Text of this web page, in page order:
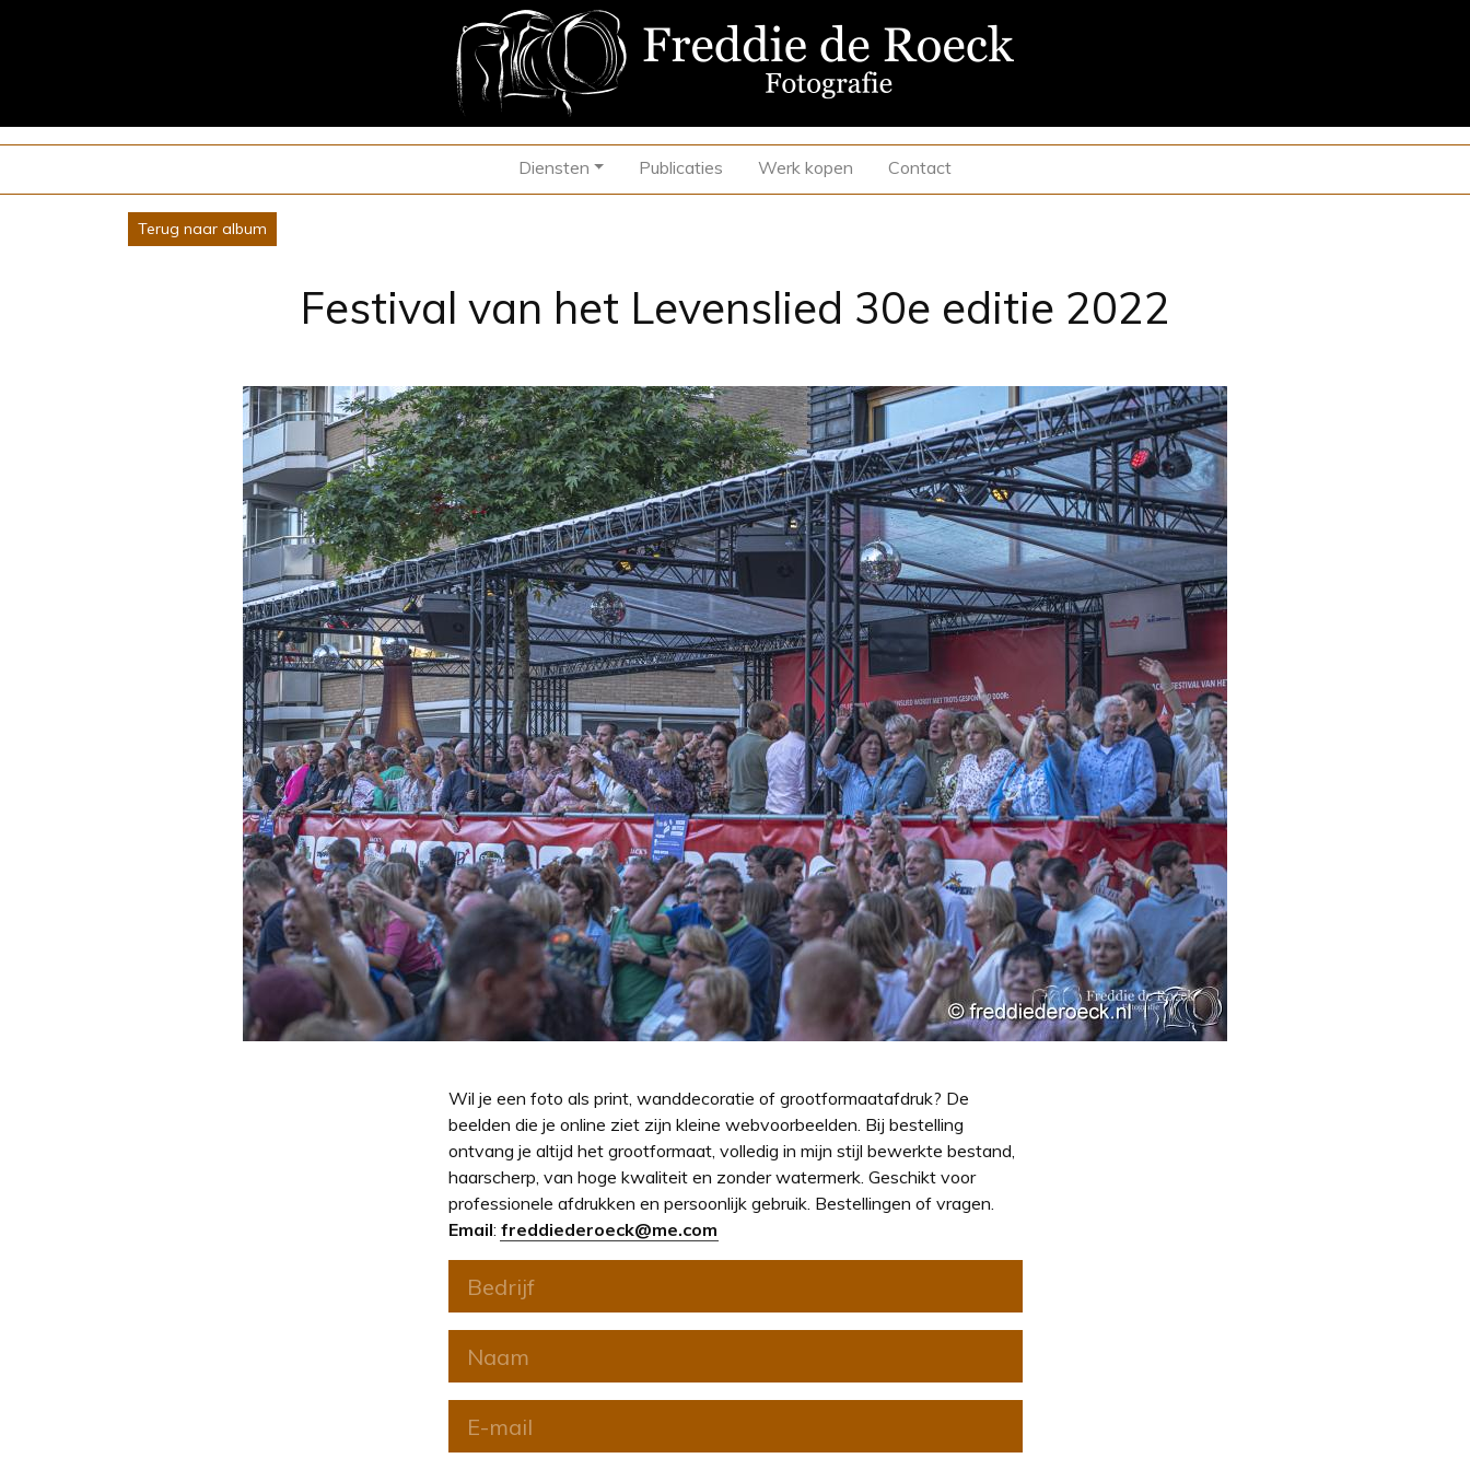
Diensten Publicaties Werk kopen Contact
Terug naar album
Festival van het Levenslied 30e editie 2022
Wil je een foto als print, wanddecoratie of grootformaatafdruk? De
beelden die je online ziet zijn kleine webvoorbeelden. Bij bestelling
ontvang je altijd het grootformaat, volledig in mijn stijl bewerkte bestand,
haarscherp, van hoge kwaliteit en zonder watermerk. Geschikt voor
professionele afdrukken en persoonlijk gebruik. Bestellingen of vragen.
Email: freddiederoeck@me.com